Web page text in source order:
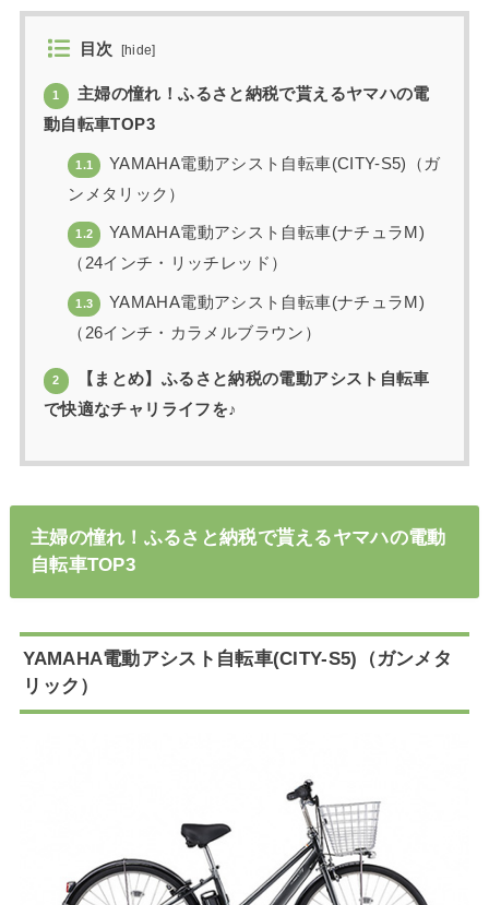
目次 [hide]
1
主婦の憧れ！ふるさと納税で貰えるヤマハの電
動自転車TOP3
1.1
YAMAHA電動アシスト自転車(CITY-S5)（ガ
ンメタリック）
1.2
YAMAHA電動アシスト自転車(ナチュラM)
（24インチ・リッチレッド）
1.3
YAMAHA電動アシスト自転車(ナチュラM)
（26インチ・カラメルブラウン）
2
【まとめ】ふるさと納税の電動アシスト自転車
で快適なチャリライフを♪
主婦の憧れ！ふるさと納税で貰えるヤマハの電動
自転車TOP3
YAMAHA電動アシスト自転車(CITY-S5)（ガンメタ
リック）